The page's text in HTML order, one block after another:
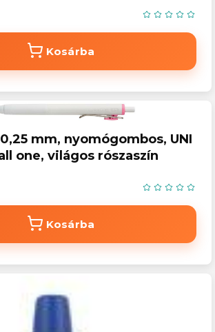
Kosárba
mm, nyomógombos, UNI
one, világos rószaszín
Kosárba